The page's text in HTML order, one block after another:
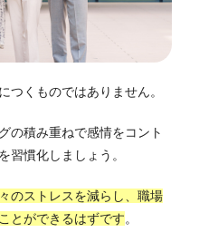
つくものではありません。
の積み重ねで感情をコント
習慣化しましょう。
のストレスを減らし、職場
とができるはずです。